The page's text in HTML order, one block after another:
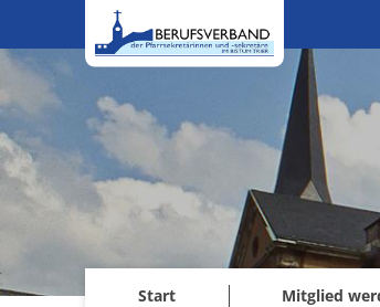
Zum Inhalt springen
Start Mitglied